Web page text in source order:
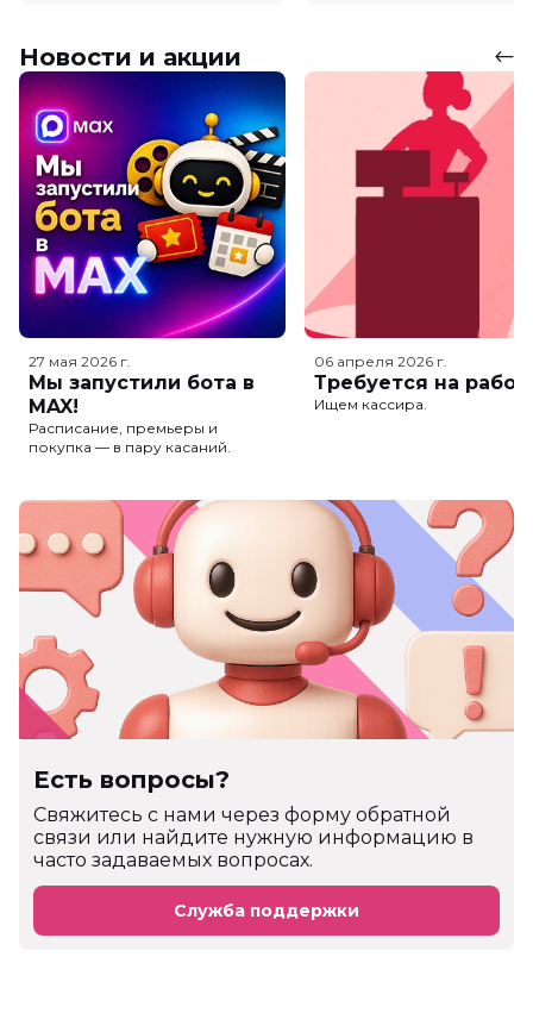
Новости и акции
27 мая 2026 г.
Мы запустили бота в
MAX!
Расписание, премьеры и
покупка — в пару касаний.
06 апреля 2026 г.
Требуется на
Ищем кассира.
Есть вопросы?
Cвяжитесь с нами через форму обратной
связи или найдите нужную информацию в
часто задаваемых вопросах.
Служба поддержки